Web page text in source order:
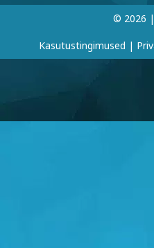
© 2026 |
Kasutustingimused |